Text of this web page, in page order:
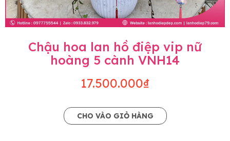
Chậu hoa lan hồ điệp vip nữ
hoàng 5 cành VNH14
17.500.000₫
CHO VÀO GIỎ HÀNG